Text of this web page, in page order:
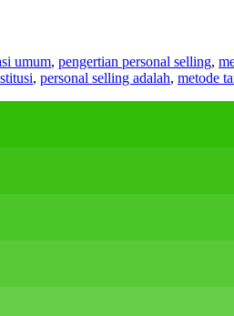
umum, pengertian personal selling,
, personal selling adalah, metode